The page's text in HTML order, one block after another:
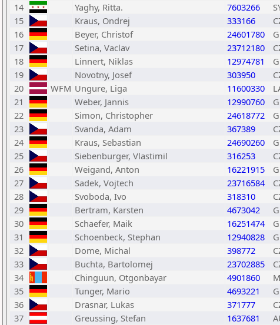
14
Yaghy, Ritta. 7603266
15
Kraus, Ondrej 333166
16
Beyer, Christof 24601780
17
Setina, Vaclav 23712180
18
Linnert, Niklas 12974781
19
Novotny, Josef 303950
20
WFM Ungure, Liga 11600330
21
Weber, Jannis 12990760
22
Simon, Christopher 24618772
23
Svanda, Adam 367389
24
Kraus, Sebastian 24690260
25
Siebenburger, Vlastimil 316253
26
Weigand, Anton 16221915
27
Sadek, Vojtech 23716584
28
Svoboda, Ivo 318310
29
Bertram, Karsten 4673042
30
Schaefer, Maik 16251474
31
Schoenbeck, Stephan 12940828
32
Dome, Michal 398772
33
Buchta, Bartolomej 23702885
34
Chinguun, Otgonbayar 4901860
35
Tunger, Mario 4693221
36
Drasnar, Lukas 371777
37
Greussing, Stefan 1637681